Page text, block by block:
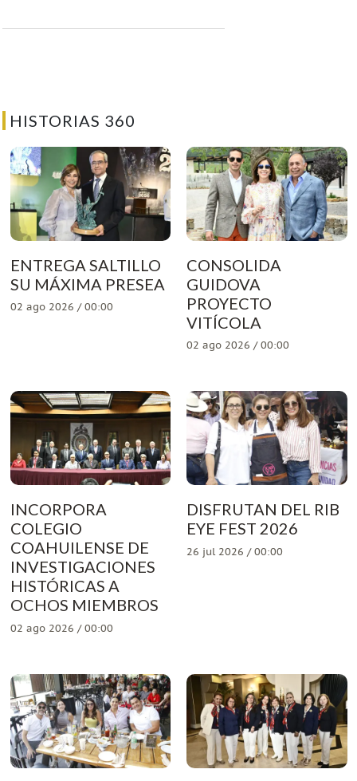
HISTORIAS 360
ENTREGA SALTILLO
SU MÁXIMA PRESEA
02 ago 2026 / 00:00
CONSOLIDA
GUIDOVA
PROYECTO
VITÍCOLA
02 ago 2026 / 00:00
INCORPORA
COLEGIO
COAHUILENSE DE
INVESTIGACIONES
HISTÓRICAS A
OCHOS MIEMBROS
02 ago 2026 / 00:00
DISFRUTAN DEL RIB
EYE FEST 2026
26 jul 2026 / 00:00